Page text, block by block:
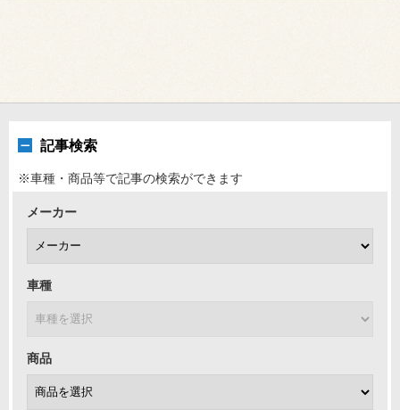
記事検索
※車種・商品等で記事の検索ができます
メーカー
車種
商品